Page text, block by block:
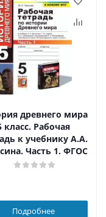
древнего мира
класс. Рабочая
к учебнику А.А.
Часть 1. ФГОС
Подробнее